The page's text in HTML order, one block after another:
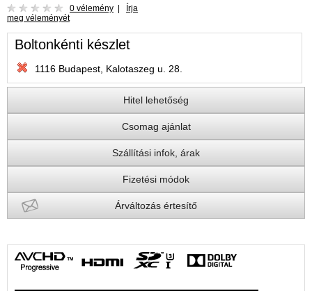
0 vélemény | Írja
meg véleményét
Boltonkénti készlet
1116 Budapest, Kalotaszeg u. 28.
Hitel lehetőség
Csomag ajánlat
Szállítási infok, árak
Fizetési módok
Árváltozás értesítő